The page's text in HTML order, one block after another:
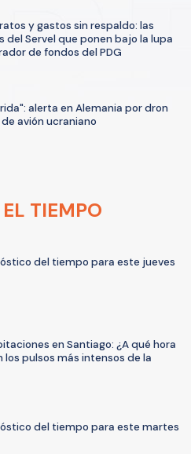
y gastos sin respaldo: las
del Servel que ponen bajo la lupa
de fondos del PDG
alerta en Alemania por dron
avión ucraniano
TIEMPO
del tiempo para este jueves
en Santiago: ¿A qué hora
los pulsos más intensos de la
del tiempo para este martes